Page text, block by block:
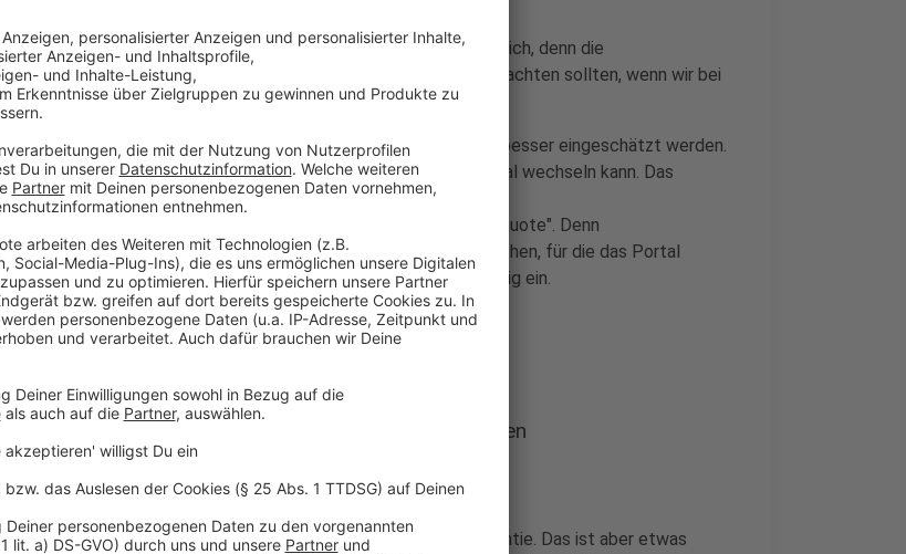
Eine simple Preisvergleichsuche ist bei diesem Thema nicht hilfreich, denn die
Verbraucherschutzzentrale gibt uns wichtige Hinweise, die wir beachten sollten, wenn wir bei
oben genannten Vergleichsportalen eine Suchanfrage starten:
Bonus nicht einrechnen lassen. So können die Jahreskosten besser eingeschätzt werden.
Nicht nur Tarife anzeigen, zu denen man direkt über das Portal wechseln kann. Das
schränkt die Auswahl unnötig ein.
Deaktivierung der Voreinstellung "hohe Kundenempfehlungsquote". Denn
Kundenempfehlungen kann man nur für solche Tarife ussprechen, für die das Portal
Provisionen erhält. Auch das schränkt die Auswahl also unnötig ein.
Jeweils nur einen Tarif pro Anbieter anzeigen lassen.
Anzeige
Schritt drei: Vertragslaufzeit und Preisgarantie beachten
Anzeige
Die VBZ empfiehlt eine Laufzeiten einem Jahr und eine Preisgarantie. Das ist aber etwas